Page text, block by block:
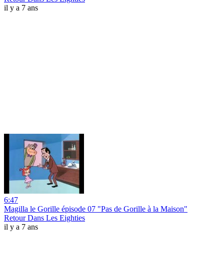
il y a 7 ans
6:47
Magilla le Gorille épisode 07 "Pas de Gorille à la Maison"
Retour Dans Les Eighties
il y a 7 ans